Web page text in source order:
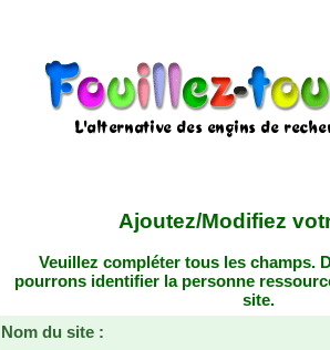
Ajoutez/Modifiez
Veuillez compléter tous les champs.
pourrons identifier la personne
site.
Nom du site :